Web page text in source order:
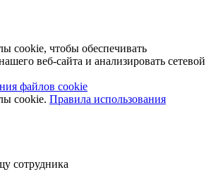
cookie, чтобы обеспечивать
веб-сайта и анализировать сетевой
файлов cookie
cookie. Правила использования
сотрудника